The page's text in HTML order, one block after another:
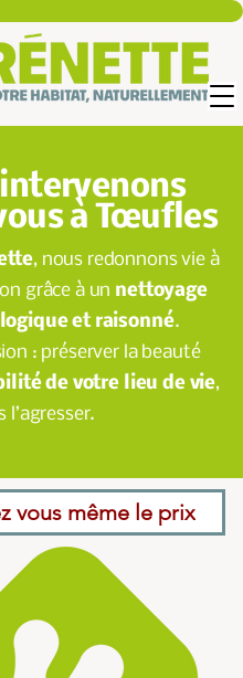
à Tœufles
, nous redonnons vie à
grâce à un nettoyage
et raisonné.
: préserver la beauté
de votre lieu de vie,
l’agresser.
vous même le prix